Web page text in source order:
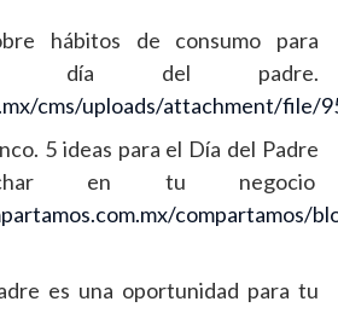
hábitos de consumo para
día del padre.
cms/uploads/attachment/file/
5 ideas para el Día del Padre
en tu negocio
compartamos/
es una oportunidad para tu